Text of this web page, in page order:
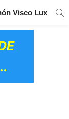
Visco Lux